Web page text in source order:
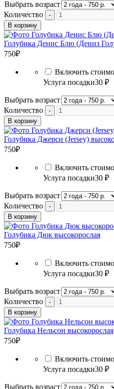
Выбрать возраст
Количество
В корзину
Голубика Денис Блю (Дениз
750₽
Включить
Услуга посадки30 ₽
Выбрать возраст
Количество
В корзину
Голубика Джерси (Jersey)
750₽
Включить
Услуга посадки30 ₽
Выбрать возраст
Количество
В корзину
Голубика Дюк высокорослая
750₽
Включить
Услуга посадки30 ₽
Выбрать возраст
Количество
В корзину
Голубика Нельсон высокорослая
750₽
Включить
Услуга посадки30 ₽
Выбрать возраст